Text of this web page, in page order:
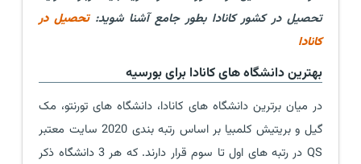
تحصیل در کشور کانادا بطور جامع آشنا شوید:تحصیل در
کانادا
بهترین دانشگاه های کانادا برای بورسیه
در میان برترین دانشگاه های کانادا، دانشگاه های تورنتو، مک
گیل و بریتیش کلمبیا بر اساس رتبه بندی 2020 سایت معتبر
QS در رتبه های اول تا سوم قرار دارند. که هر 3 دانشگاه ذکر